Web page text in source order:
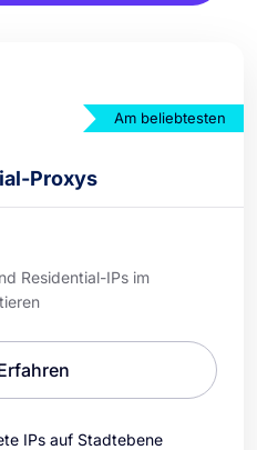
Am beliebtesten
Proxys
Residential-IPs im
IPs auf Stadtebene